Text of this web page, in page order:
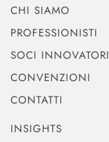
CHI SIAMO
PROFESSIONISTI
SOCI INNOVATORI
CONVENZIONI
CONTATTI
INSIGHTS